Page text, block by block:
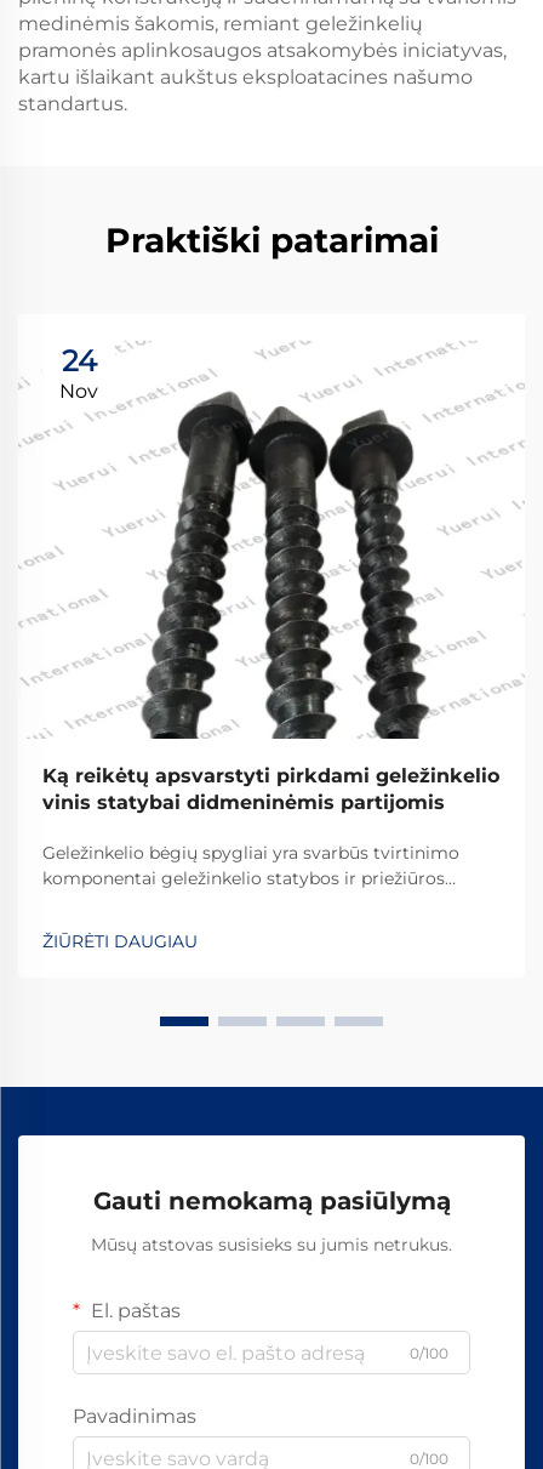
medinėmis šakomis, remiant geležinkelių
pramonės aplinkosaugos atsakomybės iniciatyvas,
kartu išlaikant aukštus eksploatacines našumo
standartus.
Praktiški patarimai
24
Nov
Ką reikėtų apsvarstyti pirkdami geležinkelio
vinis statybai didmeninėmis partijomis
Geležinkelio bėgių spygliai yra svarbūs tvirtinimo
komponentai geležinkelio statybos ir priežiūros
geležinkelio jungčių jungtis. Šie sunkūs tvirtinimo
įtaisai turi atlaikyti milžiniškas jėgas nuo važiuojančių
ŽIŪRĖTI DAUGIAU
Gauti nemokamą pasiūlymą
Mūsų atstovas susisieks su jumis netrukus.
El. paštas
0/100
Pavadinimas
0/100